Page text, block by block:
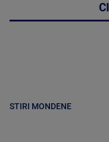
STIRI MONDENE